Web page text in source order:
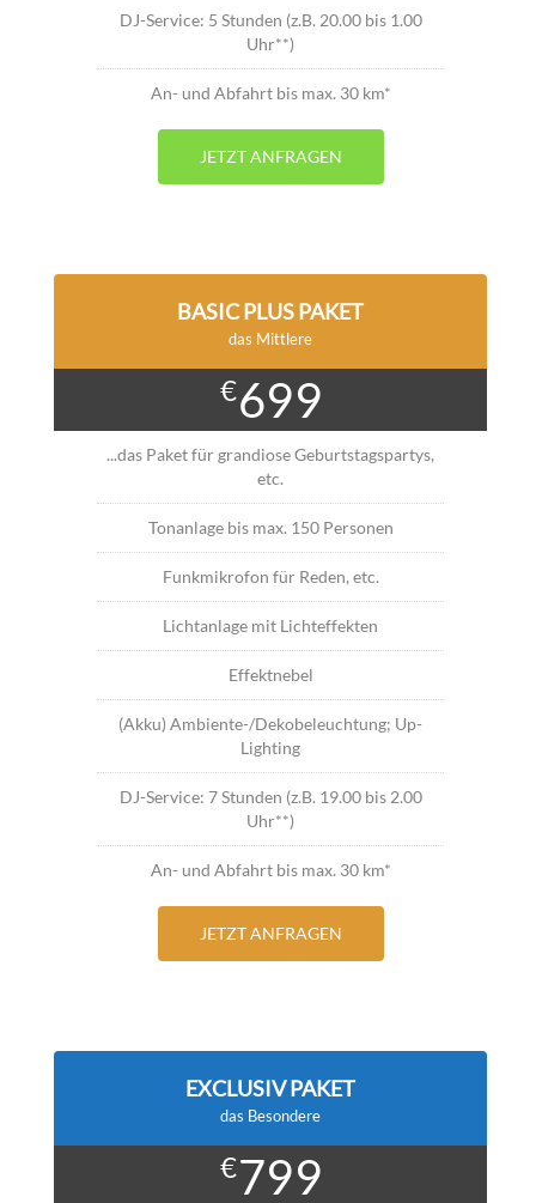
DJ-Service: 5 Stunden (z.B. 20.00 bis 1.00
Uhr**)
An- und Abfahrt bis max. 30 km*
JETZT ANFRAGEN
BASIC PLUS PAKET
das Mittlere
€699
...das Paket für grandiose Geburtstagspartys,
etc.
Tonanlage bis max. 150 Personen
Funkmikrofon für Reden, etc.
Lichtanlage mit Lichteffekten
Effektnebel
(Akku) Ambiente-/Dekobeleuchtung; Up-
Lighting
DJ-Service: 7 Stunden (z.B. 19.00 bis 2.00
Uhr**)
An- und Abfahrt bis max. 30 km*
JETZT ANFRAGEN
EXCLUSIV PAKET
das Besondere
€799